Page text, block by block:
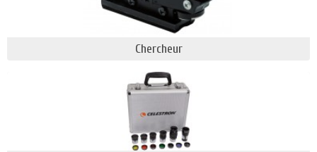
SkyAlign :c’est la méthode la plus simple
pour aligner un télescope informatisé, offrant
une facilité d'utilisation pour les débutants
tout en conservant la précision exigée par les
utilisateurs expérimentés. Dirigez le télescope
vers trois objets brillants dans le ciel, et il vous
dira quels sont les objets.
avoir un filtre solaire Celestron
Chercheur